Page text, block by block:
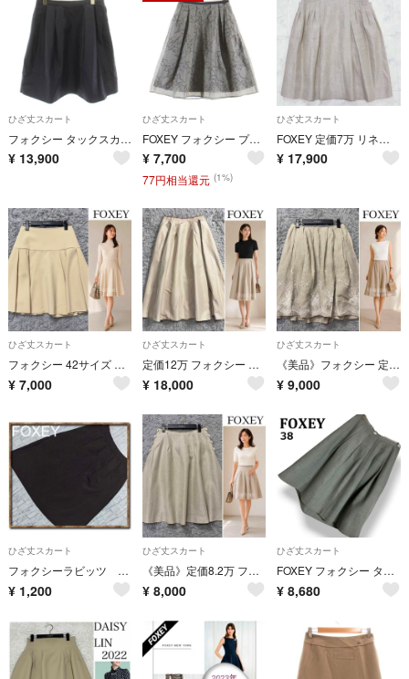
ひざ丈スカート
フォクシー タックスカート ひざ丈 フレア ロゴプレート 絹 シルク 42 紺
¥ 13,900
ひざ丈スカート
FOXEY フォクシー プリーツ総柄フレアスカート レーヨン ナイロン グレー 36182-ASFG07T レディース
¥ 7,700
77円相当還元 (1%)
ひざ丈スカート
FOXEY 定価7万 リネンコットン スカート タックポケット 38 ベージュ
¥ 17,900
ひざ丈スカート
フォクシー 42サイズ ひざ丈 タックフレアスカート ベージュ 洗える 上品
¥ 7,000
ひざ丈スカート
定価12万 フォクシー 人気 再販 シルクグログラン パラソルフレアスカート
¥ 18,000
ひざ丈スカート
《美品》フォクシー 定価13万 刺繍バルーンスカート リネンフラワー ナチュラル
¥ 9,000
ひざ丈スカート
フォクシーラビッツ ナイロンカットスカート 茶
¥ 1,200
ひざ丈スカート
《美品》定価8.2万 フォクシー リネンコットン フレアスカート ボタン ひざ丈
¥ 8,000
ひざ丈スカート
FOXEY フォクシー タックフレアスカート グレー ウール 裏地付き ロゴプレート ボックスプリーツ フォーマル 日本製【38】
¥ 8,680